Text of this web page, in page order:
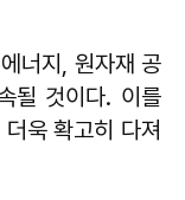
너지, 원자재 공
될 것이다. 이를
욱 확고히 다져